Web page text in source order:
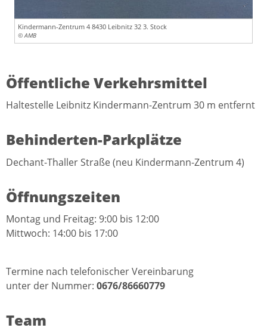
Kindermann-Zentrum 4 8430 Leibnitz 32 3. Stock
© AMB
Öffentliche Verkehrsmittel
Haltestelle Leibnitz Kindermann-Zentrum 30 m entfernt
Behinderten-Parkplätze
Dechant-Thaller Straße (neu Kindermann-Zentrum 4)
Öffnungszeiten
Montag und Freitag: 9:00 bis 12:00
Mittwoch: 14:00 bis 17:00
Termine nach telefonischer Vereinbarung
unter der Nummer: 0676/86660779
Team